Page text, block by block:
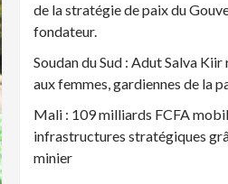
de la stratégie de paix du
fondateur.
Soudan du Sud : Adut Salva
aux femmes, gardiennes de la
Mali : 109 milliards FCFA
infrastructures stratégiques
minier